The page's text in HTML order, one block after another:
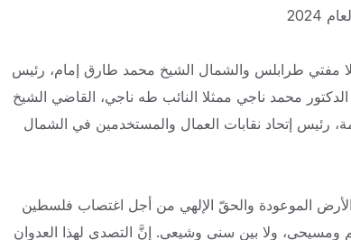
مفتي طرابلس والشمال الشيخ محمد طارق إمام، رئيس
محمد ناجي ممثلا النائب طه ناجي، القاضي الشيخ
رئيس إتحاد نقابات العمال والمستخدمين في الشمال
الموعودة والحقّ الإلهي من أجل اغتصاب فلسطين
ولا بين سني وشيعي. إنَّ التصدي لهذا العدوان